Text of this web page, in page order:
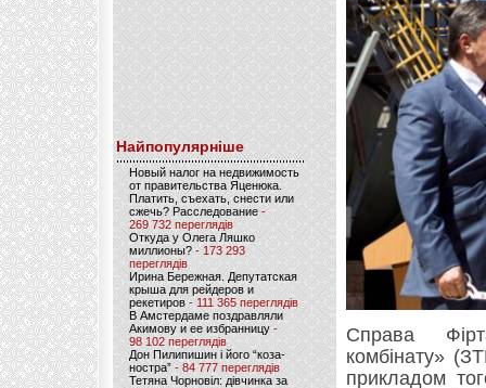
Найпопулярніше
Новый налог на недвижимость
от правительства Яценюка.
Платить, съехать, снести или
сжечь? Расследование-
269 732 переглядів
Откуда у Олега Ляшко
миллионы? - 173 293
переглядів
Ирина Бережная. Депутатская
крыша для рейдеров и
рекетиров - 111 365 переглядів
В Амстердаме поздравляли
Акимову и ее избранницу -
98 102 переглядів
Дон Пилипишин і його “коза-
ностра” - 84 777 переглядів
Тетяна Чорновіл: дівчинка за
Справа
комбінату»
прикладом